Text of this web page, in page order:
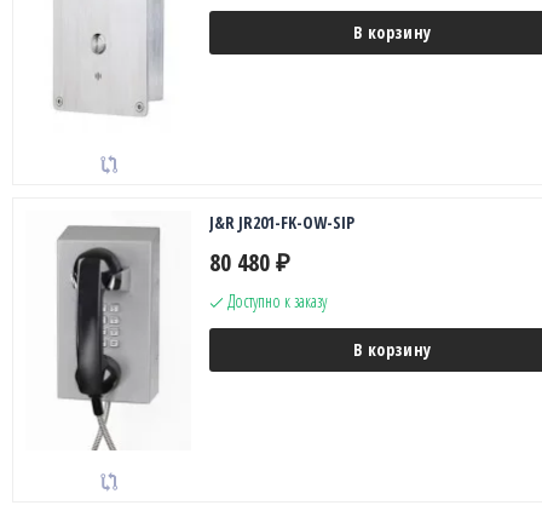
В корзину
J&R JR201-FK-OW-SIP
80 480 ₽
Доступно к заказу
В корзину